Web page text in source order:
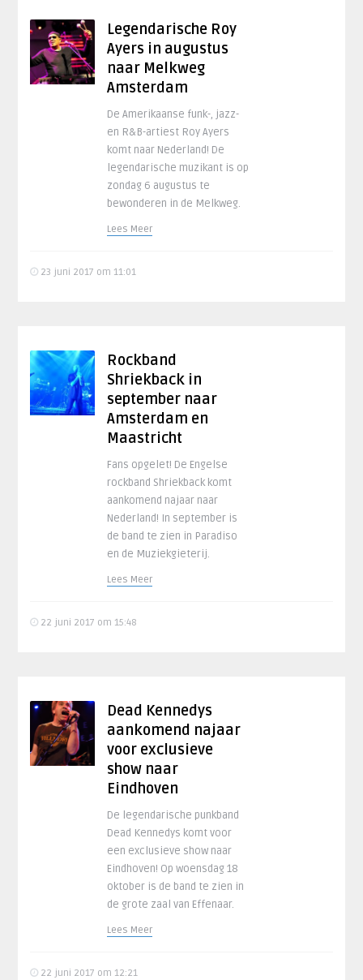
Legendarische Roy
Ayers in augustus
naar Melkweg
Amsterdam
De Amerikaanse funk-, jazz-
en R&B-artiest Roy Ayers
komt naar Nederland! De
legendarische muzikant is op
zondag 6 augustus te
bewonderen in de Melkweg.
Lees Meer
23 juni 2017 om 11:01
Rockband
Shriekback in
september naar
Amsterdam en
Maastricht
Fans opgelet! De Engelse
rockband Shriekback komt
aankomend najaar naar
Nederland! In september is
de band te zien in Paradiso
en de Muziekgieterij.
Lees Meer
22 juni 2017 om 15:48
Dead Kennedys
aankomend najaar
voor exclusieve
show naar
Eindhoven
De legendarische punkband
Dead Kennedys komt voor
een exclusieve show naar
Eindhoven! Op woensdag 18
oktober is de band te zien in
de grote zaal van Effenaar.
Lees Meer
22 juni 2017 om 12:21